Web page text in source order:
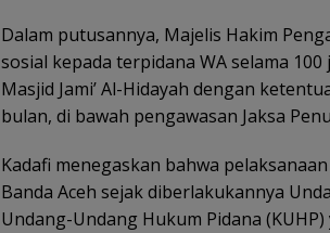
Dalam putusannya, Majelis Hakim
sosial kepada terpidana WA selama
Masjid Jami’ Al-Hidayah dengan
bulan, di bawah pengawasan Jaksa
Kadafi menegaskan bahwa
Banda Aceh sejak diberlakukannya
Undang-Undang Hukum Pidana